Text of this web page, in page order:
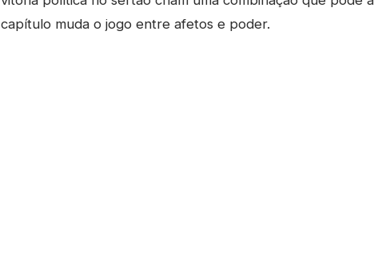
capítulo muda o jogo entre afetos e poder.